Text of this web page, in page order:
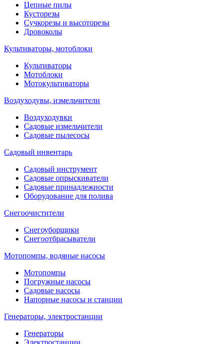
Цепные пилы
Кусторезы
Сучкорезы и высоторезы
Дровоколы
Культиваторы, мотоблоки
Культиваторы
Мотоблоки
Мотокультиваторы
Воздуходувы, измельчители
Воздуходувки
Садовые измельчители
Садовые пылесосы
Садовый инвентарь
Садовый инструмент
Садовые опрыскиватели
Садовые принадлежности
Оборудование для полива
Снегоочистители
Снегоуборщики
Снегоотбрасыватели
Мотопомпы, водяные насосы
Мотопомпы
Погружные насосы
Садовые насосы
Напорные насосы и станции
Генераторы, электростанции
Генераторы
Электростанции